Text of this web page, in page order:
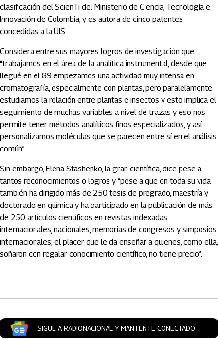
clasificación del ScienTi del Ministerio de Ciencia, Tecnología e
Innovación de Colombia, y es autora de cinco patentes
concedidas a la UIS.
Considera entre sus mayores logros de investigación que
“trabajamos en el área de la analítica instrumental, desde que
llegué en el 89 empezamos una actividad muy intensa en
cromatografía, especialmente con plantas, pero paralelamente
estudiamos la relación entre plantas e insectos y esto implica el
seguimiento de muchas variables a nivel de trazas y eso nos
permite tener métodos analíticos finos especializados, y así
personalizamos moléculas que se parecen entre sí en el análisis
común”.
Sin embargo, Elena Stashenko, la gran científica, dice pese a
tantos reconocimientos o logros y “pese a que en toda su vida
también ha dirigido más de 250 tesis de pregrado, maestría y
doctorado en química y ha participado en la publicación de más
de 250 artículos científicos en revistas indexadas
internacionales, nacionales, memorias de congresos y simposios
internacionales; el placer que le da enseñar a quienes, como ella,
soñaron con regalar conocimiento científico, no tiene precio”.
SIGUE A RADIONACIONAL Y MANTENTE CONECTADO